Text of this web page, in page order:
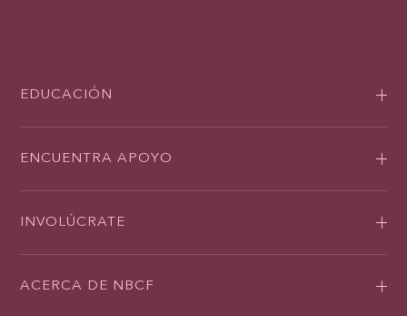
EDUCACIÓN
ENCUENTRA APOYO
INVOLÚCRATE
ACERCA DE NBCF